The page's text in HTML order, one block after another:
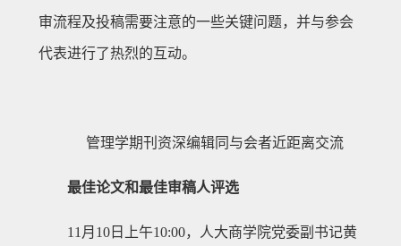
审流程及投稿需要注意的一些关键问题，并与参会
代表进行了热烈的互动。
管理学期刊资深编辑同与会者近距离交流
最佳论文和最佳审稿人评选
11月10日上午10:00，人大商学院党委副书记黄